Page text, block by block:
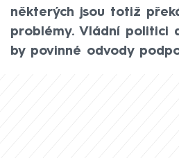
některých jsou totiž
problémy. Vládní politici
by povinné odvody